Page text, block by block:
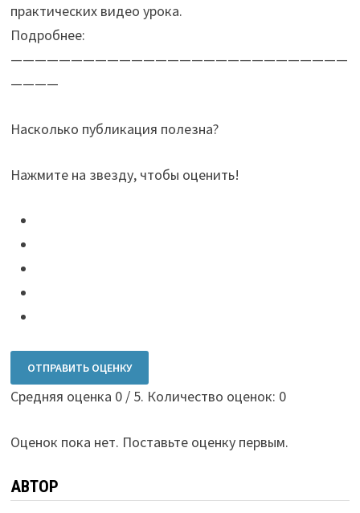
практических видео урока.
Подробнее:
————————————————————————————
————
Насколько публикация полезна?
Нажмите на звезду, чтобы оценить!
ОТПРАВИТЬ ОЦЕНКУ
Средняя оценка 0/ 5. Количество оценок: 0
Оценок пока нет. Поставьте оценку первым.
АВТОР